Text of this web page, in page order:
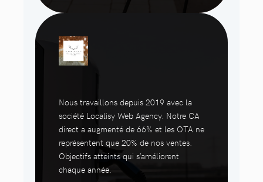
Nous travaillons depuis 2019 avec la
société Localisy Web Agency. Notre CA
direct a augmenté de 66% et les OTA ne
représentent que 20% de nos ventes.
Objectifs atteints qui s’améliorent
chaque année.